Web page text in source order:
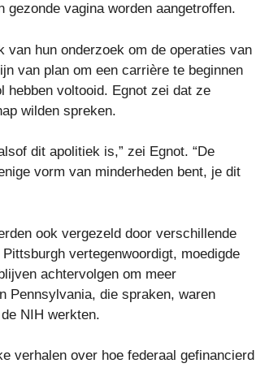
vagina worden aangetroffen.
van hun onderzoek om de operaties van
van plan om een ​​carrière te beginnen
hebben voltooid. Egnot zei dat ze
wilden spreken.
dit apolitiek is,” zei Egnot. “De
vorm van minderheden bent, je dit
ook vergezeld door verschillende
vertegenwoordigt, moedigde
achtervolgen om meer
Pennsylvania, die spraken, waren
NIH werkten.
verhalen over hoe federaal gefinancierd